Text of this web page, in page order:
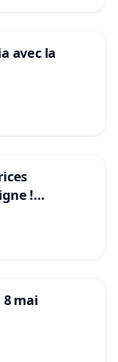
avec la
!
8 mai